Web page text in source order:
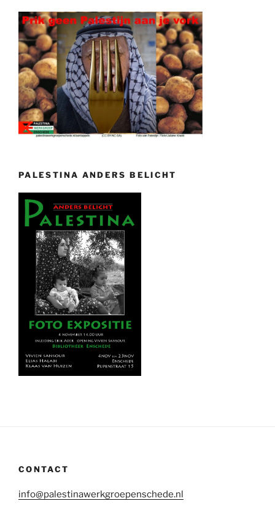
PALESTINA ANDERS BELICHT
CONTACT
info@palestinawerkgroepenschede.nl